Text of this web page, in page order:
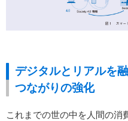
デジタルとリアルを
つながりの強化
これまでの世の中を人間の消